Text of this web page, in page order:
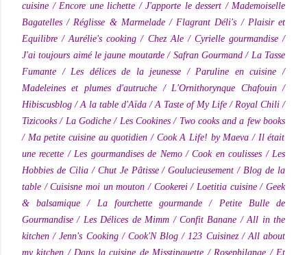
cuisine / Encore une lichette / J'apporte le dessert / Mademoiselle
Bagatelles /Réglisse & Marmelade/Flagrant Déli's / Plaisir et
Equilibre /Aurélie's cooking / Chez Ale/ Cyrielle gourmandise/
J'ai toujours aimé le jaune moutarde/ Safran Gourmand/ La Tasse
Fumante /Les délices de la jeunesse /Paruline en cuisine /
Madeleines et plumes d'autruche /L'Ornithorynque Chafouin/
Hibiscusblog /A la table d'Aïda /A Taste of My Life / Royal Chili /
Tizicooks / La Godiche/ Les Cookines/ Two cooks and a few books
/ Ma petite cuisine au quotidien / Cook A Life! by Maeva / Il était
une recette /Les gourmandises de Nemo/Cook en coulisses /Les
Hobbies de Cilia/ Chut Je Pâtisse/Goulucieusement /Blog de la
table/Cuisisne moi un mouton/ Cookerei/Loetitia cuisine/Geek
& balsamique/ La fourchette gourmande/ Petite Bulle de
Gourmandise/ Les Délices de Mimm/ Confit Banane/All in the
kitchen /Jenn's Cooking/Cook'N Blog/123 Cuisinez/All about
my kitchen/Dans la cuisine de Misstinguette/Rosephilange/Et